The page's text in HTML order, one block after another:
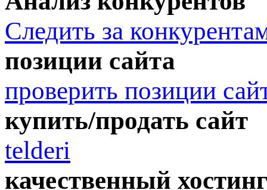
Следить за
позиции сайта
проверить позиции
купить/продать сайт
telderi
качественный